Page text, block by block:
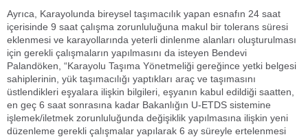
Ayrıca, Karayolunda bireysel taşımacılık yapan esnafın 24 saat
içerisinde 9 saat çalışma zorunluluğuna makul bir tolerans süresi
eklenmesi ve karayollarında yeterli dinlenme alanları oluşturulması
için gerekli çalışmaların yapılmasını da isteyen Bendevi
Palandöken, “Karayolu Taşıma Yönetmeliği gereğince yetki belgesi
sahiplerinin, yük taşımacılığı yaptıkları araç ve taşımasını
üstlendikleri eşyalara ilişkin bilgileri, eşyanın kabul edildiği saatten,
en geç 6 saat sonrasına kadar Bakanlığın U-ETDS sistemine
işlemek/iletmek zorunluluğunda değişiklik yapılmasına ilişkin yeni
düzenleme gerekli çalışmalar yapılarak 6 ay süreyle ertelenmesi